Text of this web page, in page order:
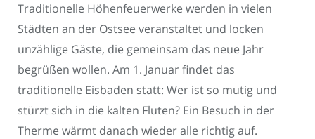
Traditionelle Höhenfeuerwerke werden in vielen
Städten an der Ostsee veranstaltet und locken
unzählige Gäste, die gemeinsam das neue Jahr
begrüßen wollen. Am 1. Januar findet das
traditionelle Eisbaden statt: Wer ist so mutig und
stürzt sich in die kalten Fluten? Ein Besuch in der
Therme wärmt danach wieder alle richtig auf.